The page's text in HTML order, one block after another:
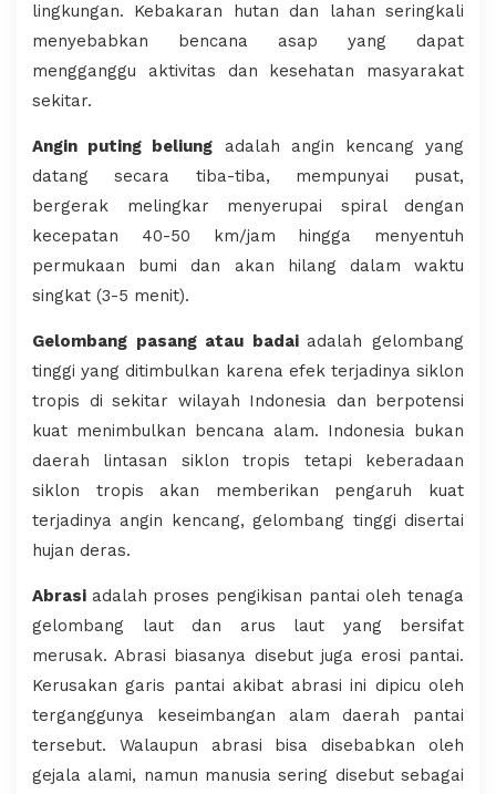
lingkungan. Kebakaran hutan dan lahan seringkali
menyebabkan bencana asap yang dapat
mengganggu aktivitas dan kesehatan masyarakat
sekitar.
Angin puting beliung adalah angin kencang yang
datang secara tiba-tiba, mempunyai pusat,
bergerak melingkar menyerupai spiral dengan
kecepatan 40-50 km/jam hingga menyentuh
permukaan bumi dan akan hilang dalam waktu
singkat (3-5 menit).
Gelombang pasang atau badai adalah gelombang
tinggi yang ditimbulkan karena efek terjadinya siklon
tropis di sekitar wilayah Indonesia dan berpotensi
kuat menimbulkan bencana alam. Indonesia bukan
daerah lintasan siklon tropis tetapi keberadaan
siklon tropis akan memberikan pengaruh kuat
terjadinya angin kencang, gelombang tinggi disertai
hujan deras.
Abrasi adalah proses pengikisan pantai oleh tenaga
gelombang laut dan arus laut yang bersifat
merusak. Abrasi biasanya disebut juga erosi pantai.
Kerusakan garis pantai akibat abrasi ini dipicu oleh
terganggunya keseimbangan alam daerah pantai
tersebut. Walaupun abrasi bisa disebabkan oleh
gejala alami, namun manusia sering disebut sebagai